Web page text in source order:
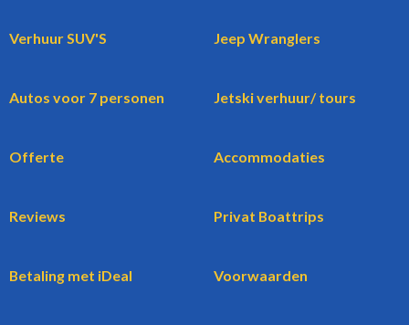
Verhuur SUV'S Jeep Wranglers
Autos voor 7 personen Jetski verhuur/ tours
Offerte Accommodaties
Reviews Privat Boattrips
Betaling met iDeal Voorwaarden